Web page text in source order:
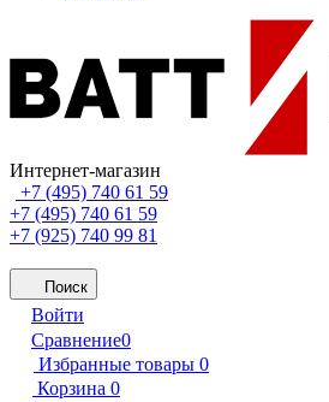
Интернет-магазин
+7 (495) 740 61 59
+7 (495) 740 61 59
+7 (925) 740 99 81
Поиск
Войти
Сравнение0
Избранные товары 0
Корзина 0